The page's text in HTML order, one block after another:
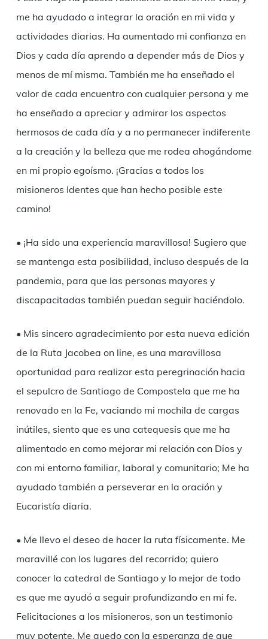
me ha ayudado a integrar la oración en mi vida y
actividades diarias. Ha aumentado mi confianza en
Dios y cada día aprendo a depender más de Dios y
menos de mí misma. También me ha enseñado el
valor de cada encuentro con cualquier persona y me
ha enseñado a apreciar y admirar los aspectos
hermosos de cada día y a no permanecer indiferente
a la creación y la belleza que me rodea ahogándome
en mi propio egoísmo. ¡Gracias a todos los
misioneros Identes que han hecho posible este
camino!
• ¡Ha sido una experiencia maravillosa! Sugiero que
se mantenga esta posibilidad, incluso después de la
pandemia, para que las personas mayores y
discapacitadas también puedan seguir haciéndolo.
• Mis sincero agradecimiento por esta nueva edición
de la Ruta Jacobea on line, es una maravillosa
oportunidad para realizar esta peregrinación hacia
el sepulcro de Santiago de Compostela que me ha
renovado en la Fe, vaciando mi mochila de cargas
inútiles, siento que es una catequesis que me ha
alimentado en como mejorar mi relación con Dios y
con mi entorno familiar, laboral y comunitario; Me ha
ayudado también a perseverar en la oración y
Eucaristía diaria.
• Me llevo el deseo de hacer la ruta físicamente. Me
maravillé con los lugares del recorrido; quiero
conocer la catedral de Santiago y lo mejor de todo
es que me ayudó a seguir profundizando en mi fe.
Felicitaciones a los misioneros, son un testimonio
muy potente. Me quedo con la esperanza de que